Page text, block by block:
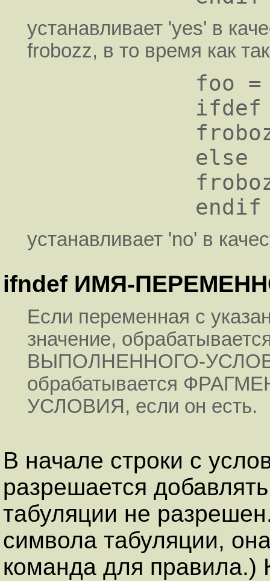
устанавливает 'yes' в
frobozz, в то время как
устанавливает 'no' в
ifndef ИМЯ-
Если переменная с
значение,
ВЫПОЛНЕННОГО-
обрабатывается
УСЛОВИЯ, если он есть.
В начале строки с
разрешается
табуляции не
символа табуляции,
команда для правила.)